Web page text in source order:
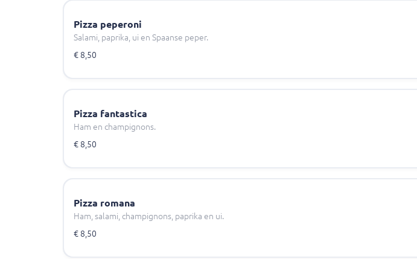
Pizza peperoni
Salami, paprika, ui en Spaanse peper.
€ 8,50
Pizza fantastica
Ham en champignons.
€ 8,50
Pizza romana
Ham, salami, champignons, paprika en ui.
€ 8,50